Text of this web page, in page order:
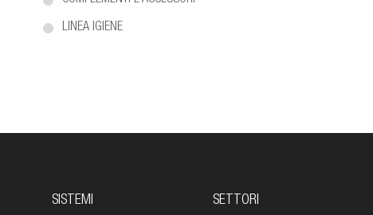
LINEA IGIENE
SISTEMI SETTORI